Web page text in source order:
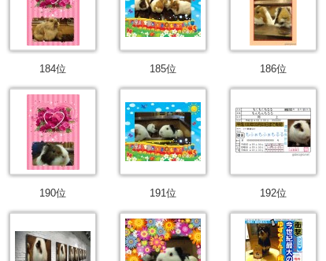
184位 185位 186位
190位 191位 192位